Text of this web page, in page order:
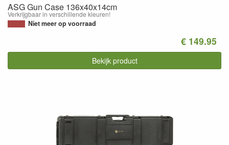
ASG Gun Case 136x40x14cm
Verkrijgbaar in verschillende kleuren!
Niet meer op voorraad
€ 149.95
Bekijk product